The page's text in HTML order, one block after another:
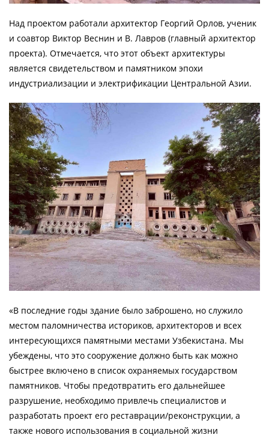
Над проектом работали архитектор Георгий Орлов, ученик
и соавтор Виктор Веснин и В. Лавров (главный архитектор
проекта). Отмечается, что этот объект архитектуры
является свидетельством и памятником эпохи
индустриализации и электрификации Центральной Азии.
«В последние годы здание было заброшено, но служило
местом паломничества историков, архитекторов и всех
интересующихся памятными местами Узбекистана. Мы
убеждены, что это сооружение должно быть как можно
быстрее включено в список охраняемых государством
памятников. Чтобы предотвратить его дальнейшее
разрушение, необходимо привлечь специалистов и
разработать проект его реставрации/реконструкции, а
также нового использования в социальной жизни